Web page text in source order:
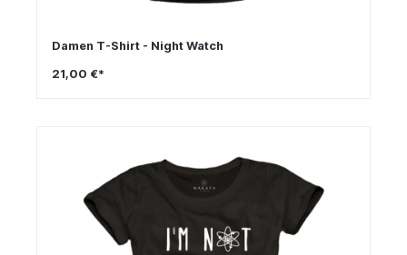
Damen T-Shirt - Night Watch
21,00 €*